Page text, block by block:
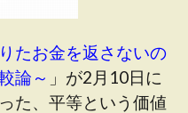
たお金を返さないの
論～ 」が2月10日に
た、平等という価値